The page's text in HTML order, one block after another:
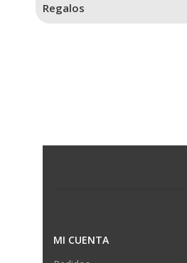
Regalos
MI CUENTA